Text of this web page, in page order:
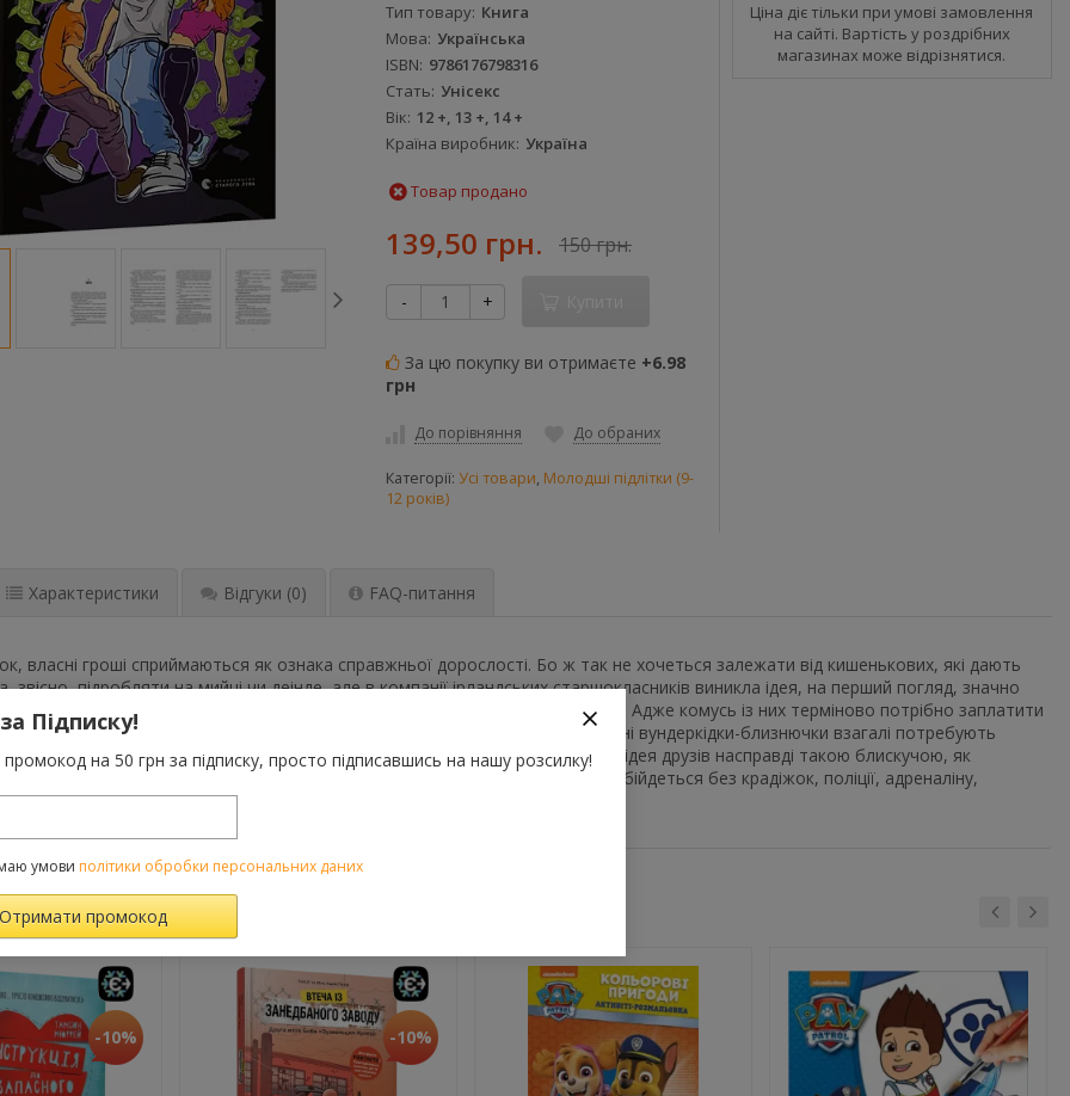
Тип товару Книга
Мова Українська
ISBN 9786176798316
Стать Унісекс
Вік 12 +, 13 +, 14 +
Країна виробник Україна
Товар продано
139,50 грн. 150 грн.
- +
За цю покупку ви отримаєте +6.98
грн
До порівняння До обраних
Категорії: Усі товари, Молодші підлітки (9-
12 років)
Ціна діє тільки при умові замовлення
на сайті. Вартість у роздрібних
магазинах може відрізнятися.
Характеристики Відгуки (0) FAQ-питання
власні гроші сприймаються як ознака справжньої дорослості. Бо ж так не хочеться залежати від кишенькових, які дають
підробляти на мийці чи деінде, але в компанії ірландських старшокласників виникла ідея, на перший погляд, значно
вирішили заснувати… банк, щоб позичати ровесникам гроші під відсотки. Адже комусь із них терміново потрібно заплатити
улюбленого співака, комусь хочеться купити стильний одяг. А шкільні вундеркідки-близнючки взагалі потребують
у власну розробку модного мобільного додатку… Та чи виявиться бізнес-ідея друзів насправді такою блискучою, як
Читайте в романі ірландської письменниці Емми Квіґлі, в якому не обійдеться без крадіжок, поліції, адреналіну,
сусіднього коледжу та інших карколомних пригод і кумедних ситуацій.
ТАКОЖ КУПУЮТЬ
-10% -10%
Підписку!
на 50 грн за підписку, просто підписавшись на нашу розсилку!
умови політики обробки персональних даних